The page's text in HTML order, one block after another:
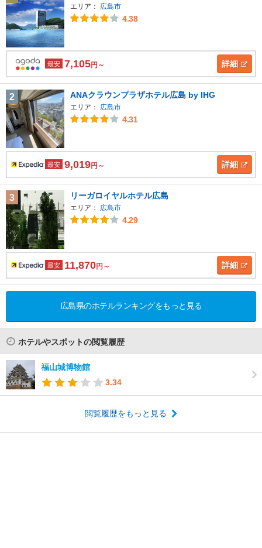
エリア： 広島市
4.38
最安 7,105円～ 詳細
2 ANAクラウンプラザホテル広島 by IHG
エリア： 広島市
4.31
最安 9,019円～ 詳細
3 リーガロイヤルホテル広島
エリア： 広島市
4.29
最安 11,870円～ 詳細
広島県のホテルランキングをもっと見る
ホテルやスポットの閲覧履歴
福山城博物館
3.34
閲覧履歴をもっと見る